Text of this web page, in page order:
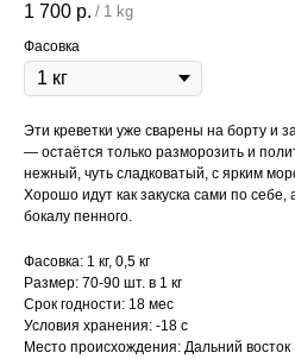
1 700 р. / 1 kg
Фасовка
Эти креветки уже сварены на борту и
— остаётся только разморозить и
нежный, чуть сладковатый, с ярким
Хорошо идут как закуска сами по
бокалу пенного.
Фасовка: 1 кг, 0,5 кг
Размер: 70-90 шт. в 1 кг
Срок годности: 18 мес
Условия хранения: -18 с
Место происхождения: Дальний восток